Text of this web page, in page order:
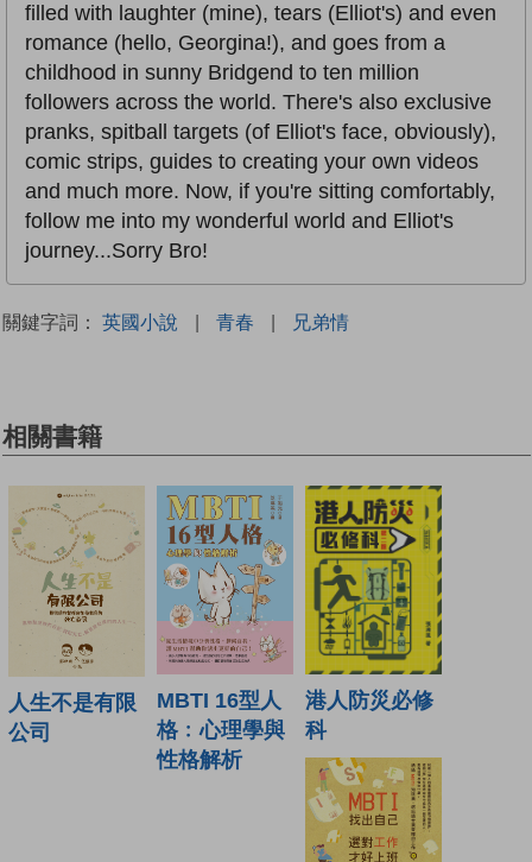
filled with laughter (mine), tears (Elliot's) and even
romance (hello, Georgina!), and goes from a
childhood in sunny Bridgend to ten million
followers across the world. There's also exclusive
pranks, spitball targets (of Elliot's face, obviously),
comic strips, guides to creating your own videos
and much more. Now, if you're sitting comfortably,
follow me into my wonderful world and Elliot's
journey...Sorry Bro!
關鍵字詞： 英國小說 | 青春 | 兄弟情
相關書籍
人生不是有限
公司
MBTI 16型人
格﹕心理學與
性格解析
港人防災必修
科